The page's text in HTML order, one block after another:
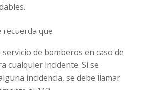
recuerda que:
de bomberos en caso de
cualquier incidente. Si se
incidencia, se debe llamar